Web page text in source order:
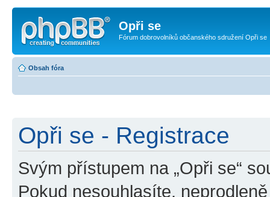
Opři se
Fórum dobrovolníků občanského sdružení Opři se
Obsah fóra
Opři se - Registrace
Svým přístupem na „Opři se“
Pokud nesouhlasíte,